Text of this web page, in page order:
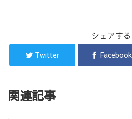
シェアする
Twitter Facebook
関連記事